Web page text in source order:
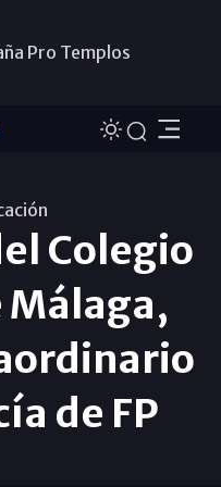
Pro Templos
Colegio
Málaga,
de FP